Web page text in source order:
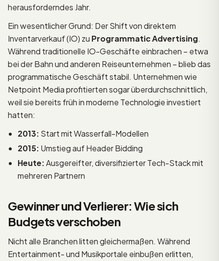
herausforderndes Jahr.
Ein wesentlicher Grund: Der Shift von direktem
Inventarverkauf (IO) zu Programmatic Advertising.
Während traditionelle IO-Geschäfte einbrachen – etwa
bei der Bahn und anderen Reiseunternehmen – blieb das
programmatische Geschäft stabil. Unternehmen wie
Netpoint Media profitierten sogar überdurchschnittlich,
weil sie bereits früh in moderne Technologie investiert
hatten:
2013: Start mit Wasserfall-Modellen
2015: Umstieg auf Header Bidding
Heute:Ausgereifter, diversifizierter Tech-Stack mit
mehreren Partnern
Gewinner und Verlierer: Wie sich
Budgets verschoben
Nicht alle Branchen litten gleichermaßen. Während
Entertainment- und Musikportale einbußen erlitten,